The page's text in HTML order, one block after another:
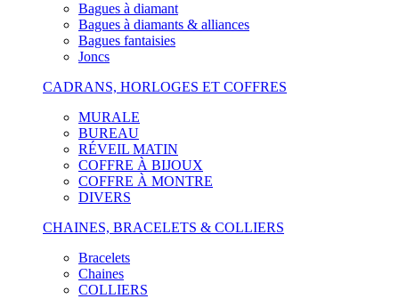
Bagues à diamant
Bagues à diamants & alliances
Bagues fantaisies
Joncs
CADRANS, HORLOGES ET COFFRES
MURALE
BUREAU
RÉVEIL MATIN
COFFRE À BIJOUX
COFFRE À MONTRE
DIVERS
CHAINES, BRACELETS & COLLIERS
Bracelets
Chaines
COLLIERS